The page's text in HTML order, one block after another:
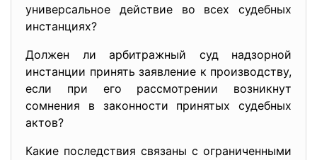
универсальное действие во всех судебных
инстанциях?
Должен ли арбитражный суд надзорной
инстанции принять заявление к производству,
если при его рассмотрении возникнут
сомнения в законности принятых судебных
актов?
Какие последствия связаны с ограниченными